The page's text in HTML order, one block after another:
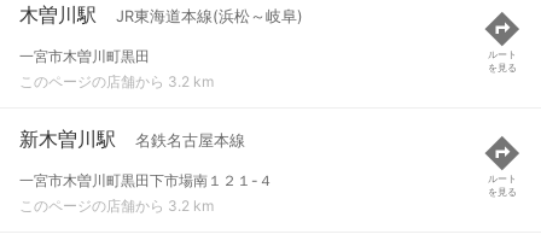
木曽川駅 JR東海道本線(浜松～岐阜)
一宮市木曽川町黒田
このページの店舗から 3.2 km
ルート
を見る
新木曽川駅 名鉄名古屋本線
一宮市木曽川町黒田下市場南１２１-４
このページの店舗から 3.2 km
ルート
を見る